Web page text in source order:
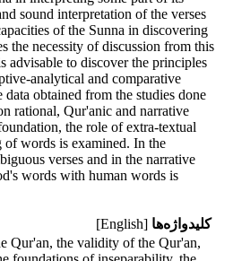
sound interpretation of the verses
of the Sunna in discovering
the necessity of discussion from this
advisable to discover the principles
analytical and comparative
obtained from the studies done
rational, Qur'anic and narrative
the role of extra-textual
of words is examined. In the
verses and in the narrative
words with human words is
کلیدواژه‌ها [English]
Qur'an, the validity of the Qur'an,